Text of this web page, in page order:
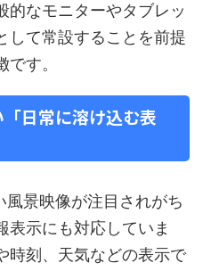
的なモニターやタブレッ
して常設することを前提
す。
日常に溶け込む表
景映像が注目されがち
表示にも対応していま
時刻、天気などの表示で